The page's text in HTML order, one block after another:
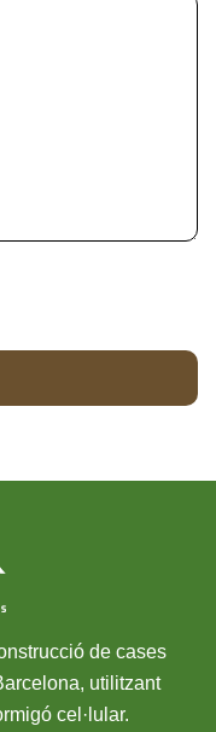
de cases
utilitzant
cel·lular.